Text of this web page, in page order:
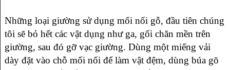
Những loại giường sử dụng mối nối gỗ, đầu tiên chúng
tôi sẽ bỏ hết các vật dụng như ga, gối chăn mền trên
giường, sau đó gỡ vạc giường. Dùng một miếng vải
dày đặt vào chỗ mối nối để làm vật đệm, dùng búa gõ